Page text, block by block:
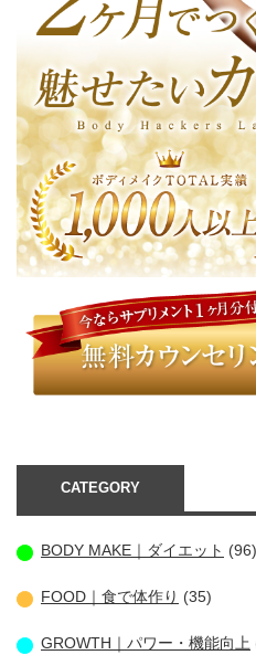
CATEGORY
BODY MAKE｜ダイエット (96)
FOOD｜食で体作り (35)
GROWTH｜パワー・機能向上